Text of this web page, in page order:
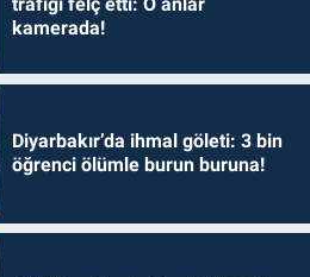
kamerada!
Diyarbakır’da ihmal göleti: 3 bin
öğrenci ölümle burun buruna!